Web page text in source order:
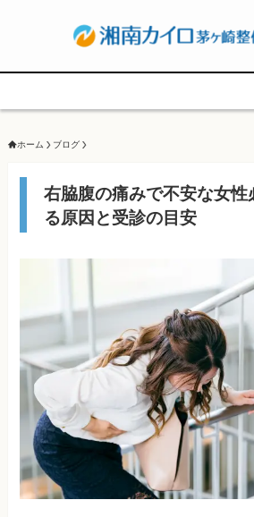
予
ホーム ブログ
右脇腹の痛みで不安な女
る原因と受診の目安